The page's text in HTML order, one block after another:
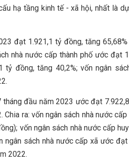
hạ tầng kinh tế - xã hội, nhất là
đạt 1.921,1 tỷ đồng, tăng
nhà nước cấp thành phố ước đạt
tỷ đồng, tăng 40,2%; vốn ngân
đầu năm 2023 ước đạt
ra: vốn ngân sách nhà nước
vốn ngân sách nhà nước cấp
ngân sách nhà nước cấp xã ước
2022.